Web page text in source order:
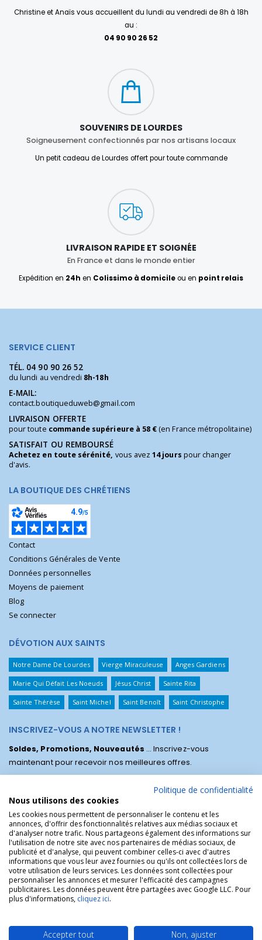
Christine et Anaïs vous accueillent du lundi au vendredi de 8h à 18h
au :
04 90 90 26 52
SOUVENIRS DE LOURDES
Soigneusement confectionnés par nos artisans locaux
Un petit cadeau de Lourdes offert pour toute commande
LIVRAISON RAPIDE ET SOIGNÉE
En France et dans le monde entier
Expédition en 24h en Colissimo à domicileou en point relais
SERVICE CLIENT
TÉL. 04 90 90 26 52
du lundi au vendredi 8h-18h
E-MAIL:
contact.boutiqueduweb@gmail.com
LIVRAISON OFFERTE
pour toute commande supérieure à 58 €(en France métropolitaine)
SATISFAIT OU REMBOURSÉ
Achetez en toute sérénité, vous avez14 jours pour changer
d'avis.
LA BOUTIQUE DES CHRÉTIENS
Contact
Conditions Générales de Vente
Données personnelles
Moyens de paiement
Blog
Se connecter
DÉVOTION AUX SAINTS
Notre Dame De Lourdes Vierge Miraculeuse Anges Gardiens
Marie Qui Défait Les Noeuds Jésus Christ Sainte Rita
Sainte Thérèse Saint Michel Saint Benoît Saint Christophe
INSCRIVEZ-VOUS A NOTRE NEWSLETTER !
Soldes, Promotions, Nouveautés ... Inscrivez-vous
maintenant pour recevoir nos meilleures offres.
La Boutique des Chrétiens © | La boutique religieuse chrétienne de
référence !.
Politique de confidentialité
Nous utilisons des cookies
Les cookies nous permettent de personnaliser le contenu et les
annonces, d'offrir des fonctionnalités relatives aux médias sociaux et
d'analyser notre trafic. Nous partageons également des informations sur
l'utilisation de notre site avec nos partenaires de médias sociaux, de
publicité et d'analyse, qui peuvent combiner celles-ci avec d'autres
informations que vous leur avez fournies ou qu'ils ont collectées lors de
votre utilisation de leurs services. Les données sont collectées pour
personnaliser les annonces et mesurer l'efficacité des campagnes
publicitaires. Les données peuvent être partagées avec Google LLC. Pour
plus d'informations, cliquez ici.
Accepter tout Non, ajuster